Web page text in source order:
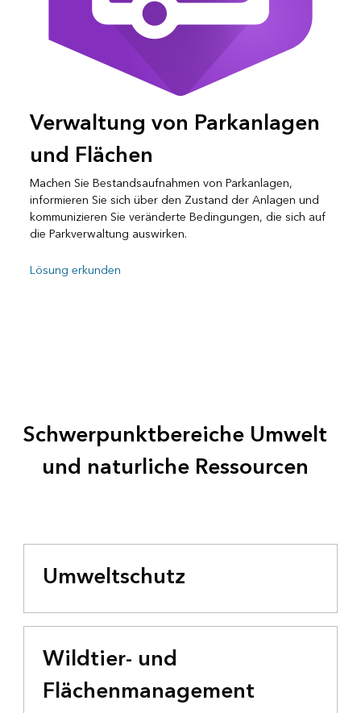
Verwaltung von Parkanlagen
und Flächen
Machen Sie Bestandsaufnahmen von Parkanlagen,
informieren Sie sich über den Zustand der Anlagen und
kommunizieren Sie veränderte Bedingungen, die sich auf
die Parkverwaltung auswirken.
Lösung erkunden
Schwerpunktbereiche Umwelt
und naturliche Ressourcen
Umweltschutz
Wildtier- und
Flächenmanagement